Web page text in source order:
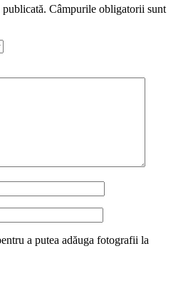
Câmpurile obligatorii sunt
a putea adăuga fotografii la